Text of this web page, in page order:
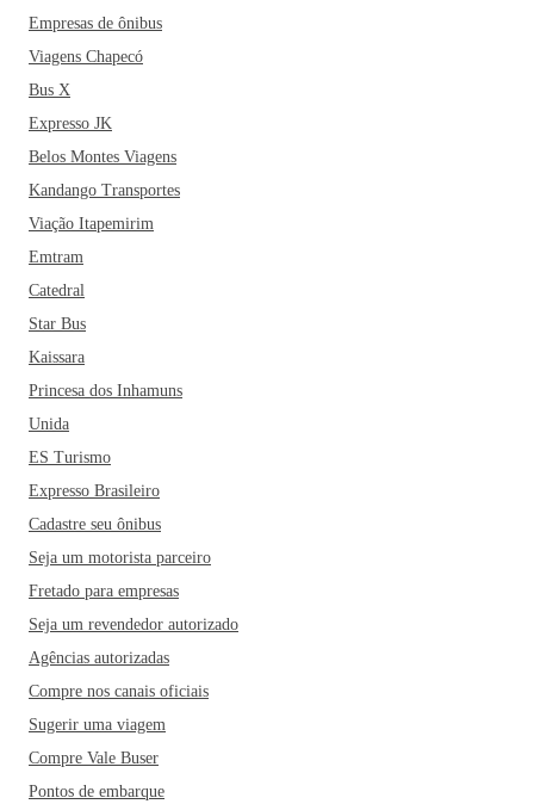
Empresas de ônibus
Viagens Chapecó
Bus X
Expresso JK
Belos Montes Viagens
Kandango Transportes
Viação Itapemirim
Emtram
Catedral
Star Bus
Kaissara
Princesa dos Inhamuns
Unida
ES Turismo
Expresso Brasileiro
Cadastre seu ônibus
Seja um motorista parceiro
Fretado para empresas
Seja um revendedor autorizado
Agências autorizadas
Compre nos canais oficiais
Sugerir uma viagem
Compre Vale Buser
Pontos de embarque